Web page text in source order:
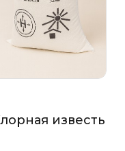
известь